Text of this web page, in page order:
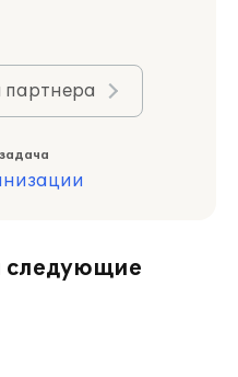
партнера
следующие